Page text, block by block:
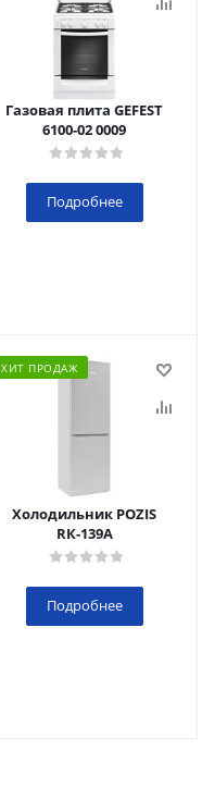
Газовая плита GEFEST
6100-02 0009
Подробнее
ХИТ ПРОДАЖ
Холодильник POZIS
RК-139А
Подробнее